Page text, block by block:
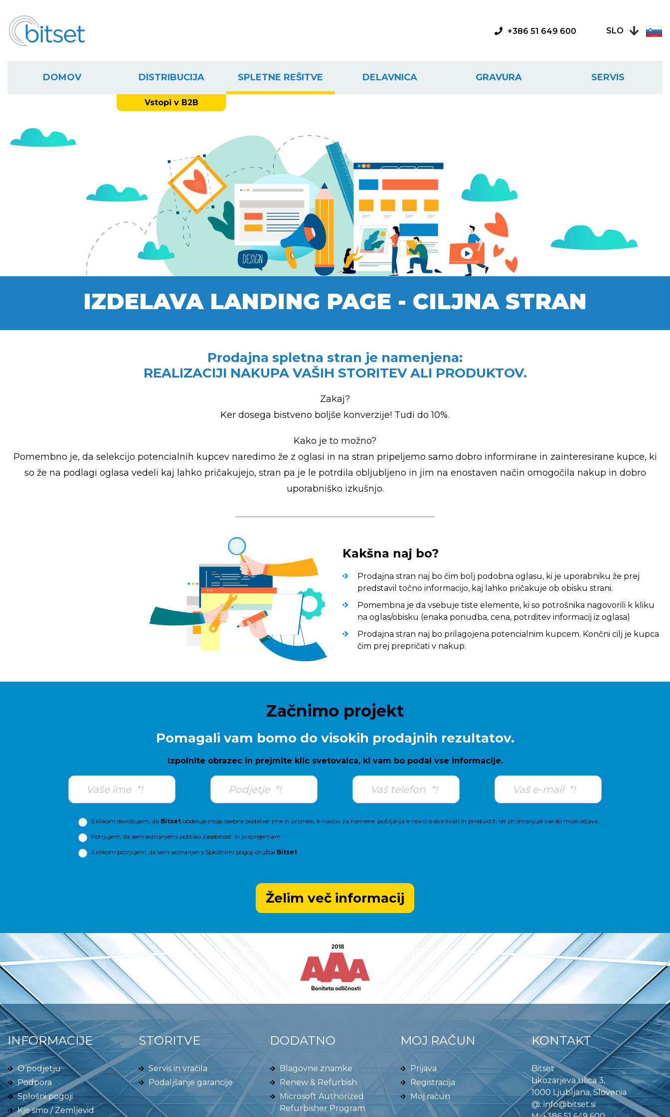
+386 51 649 600 SLO
DOMOV DISTRIBUCIJA
Vstopi v B2B
SPLETNE REŠITVE DELAVNICA GRAVURA SERVIS
IZDELAVA LANDING PAGE - CILJNA STRAN
Prodajna spletna stran je namenjena:
REALIZACIJI NAKUPA VAŠIH STORITEV ALI PRODUKTOV.
Zakaj?
Ker dosega bistveno boljše konverzije! Tudi do 10%.
Kako je to možno?
Pomembno je, da selekcijo potencialnih kupcev naredimo že z oglasi in na stran pripeljemo samo dobro informirane in zainteresirane kupce, ki
so že na podlagi oglasa vedeli kaj lahko pričakujejo, stran pa je le potrdila obljubljeno in jim na enostaven način omogočila nakup in dobro
uporabniško izkušnjo.
Kakšna naj bo?
Prodajna stran naj bo čim bolj podobna oglasu, ki je uporabniku že prej
predstavil točno informacijo, kaj lahko pričakuje ob obisku strani.
Pomembna je da vsebuje tiste elemente, ki so potrošnika nagovorili k kliku
na oglas/obisku (enaka ponudba, cena, potrditev informacij iz oglasa)
Prodajna stran naj bo prilagojena potencialnim kupcem. Končni cilj je kupca
čim prej prepričati v nakup.
Začnimo projekt
Pomagali vam bomo do visokih prodajnih rezultatov.
Izpolnite obrazec in prejmite klic svetovalca, ki vam bo podal vse informacije.
S klikom dovoljujem, da Bitset obdeluje moje osebne podatke: Ime in priimek, e-naslov za namene: pošiljanja e-novic o storitvah in produktih ter jih shranjuje vse do moje odjave.
Potrjujem, da sem seznanjen s politiko zasebnosti in jo sprejemam
S klikom potrjujem, da sem seznanjen s Splošnimi pogoji družbe Bitset
INFORMACIJE
O podjetju
Podpora
Splošni pogoji
Kje smo / Zemljevid
STORITVE
Servis in vračila
Podaljšanje garancije
DODATNO
Blagovne znamke
Renew & Refurbish
Microsoft Authorized
Refurbisher Program
MOJ RAČUN
Prijava
Registracija
Moj račun
KONTAKT
Bitset
Likozarjeva ulica 3,
1000 Ljubljana, Slovenia
@:info@bitset.si